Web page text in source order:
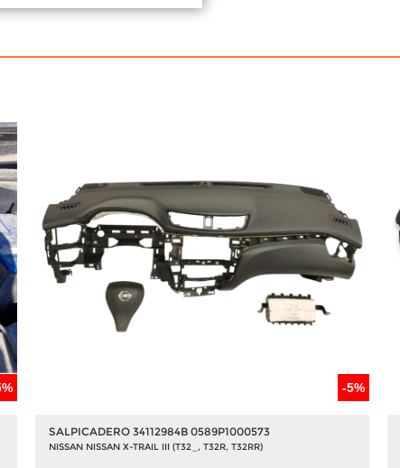
-5%
SALPICADERO 34112984B 0589P1000573
NISSAN NISSAN X-TRAIL III (T32_, T32R, T32RR)